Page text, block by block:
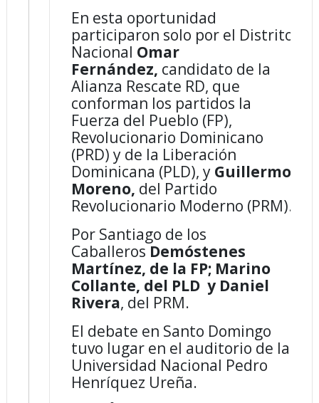
En esta oportunidad
participaron solo por el Distrito
Nacional Omar
Fernández, candidato de la
Alianza Rescate RD, que
conforman los partidos la
Fuerza del Pueblo (FP),
Revolucionario Dominicano
(PRD) y de la Liberación
Dominicana (PLD), y Guillermo
Moreno, del Partido
Revolucionario Moderno (PRM).
Por Santiago de los
Caballeros Demóstenes
Martínez, de la FP; Marino
Collante, del PLD y Daniel
Rivera, del PRM.
El debate en Santo Domingo
tuvo lugar en el auditorio de la
Universidad Nacional Pedro
Henríquez Ureña.